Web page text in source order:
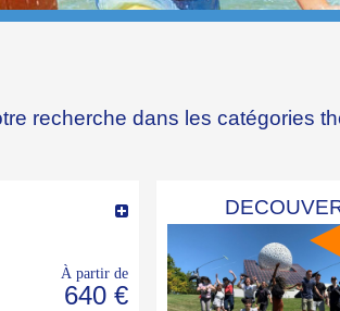
recherche dans les catégories
À partir de
640 €